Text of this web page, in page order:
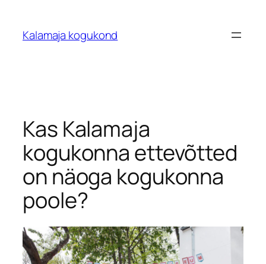
juurdeKalamaja kogukond
Kas Kalamaja
kogukonna ettevõtted
on näoga kogukonna
poole?